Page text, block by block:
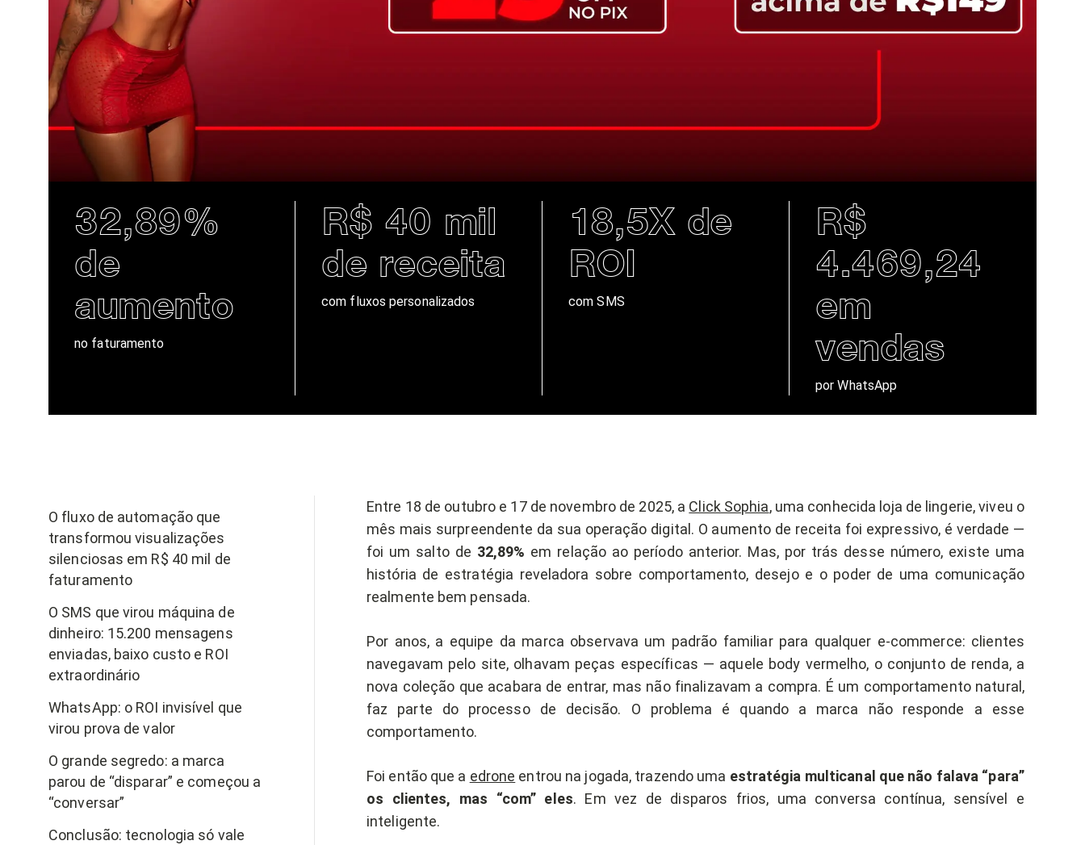
32,89%
de
aumento
no faturamento
R$ 40 mil
de receita
com fluxos personalizados
18,5X de
ROI
com SMS
R$
4.469,24
em
vendas
por WhatsApp
O fluxo de automação que
transformou visualizações
silenciosas em R$ 40 mil de
faturamento
O SMS que virou máquina de
dinheiro: 15.200 mensagens
enviadas, baixo custo e ROI
extraordinário
WhatsApp: o ROI invisível que
virou prova de valor
O grande segredo: a marca
parou de “disparar” e começou a
“conversar”
Conclusão: tecnologia só vale
Entre 18 de outubro e 17 de novembro de 2025, a Click Sophia, uma conhecida loja de lingerie, viveu o
mês mais surpreendente da sua operação digital. O aumento de receita foi expressivo, é verdade —
foi um salto de 32,89% em relação ao período anterior. Mas, por trás desse número, existe uma
história de estratégia reveladora sobre comportamento, desejo e o poder de uma comunicação
realmente bem pensada.
Por anos, a equipe da marca observava um padrão familiar para qualquer e-commerce: clientes
navegavam pelo site, olhavam peças específicas — aquele body vermelho, o conjunto de renda, a
nova coleção que acabara de entrar, mas não finalizavam a compra. É um comportamento natural,
faz parte do processo de decisão. O problema é quando a marca não responde a esse
comportamento.
Foi então que a edrone entrou na jogada, trazendo uma estratégia multicanal que não falava “para”
os clientes, mas “com” eles. Em vez de disparos frios, uma conversa contínua, sensível e
inteligente.